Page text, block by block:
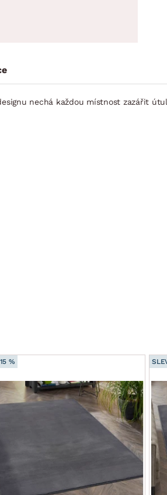
nechá každou místnost zazářit
%